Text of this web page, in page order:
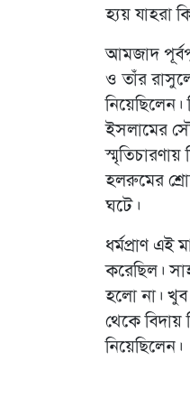
হ্যয় যাহরা
আমজাদ
ও তাঁর
ইসলামের
হলরুমের
ঘটে।
ধর্মপ্রাণ এই
করেছিল।
হলো না। খুব
থেকে
নিয়েছিলেন।